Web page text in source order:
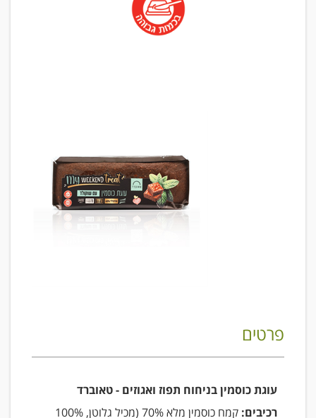
פרטים
עוגת כוסמין בניחוח תפוז ואגוזים - טאוברד
רכיבים:
קמח כוסמין מלא 70% (מכיל גלוטן, 100%